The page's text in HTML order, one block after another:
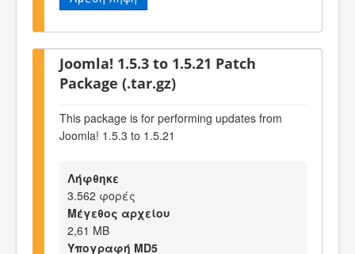
Joomla! 1.5.3 to 1.5.21 Patch
Package (.tar.gz)
This package is for performing updates from
Joomla! 1.5.3 to 1.5.21
Λήφθηκε
3.562 φορές
Μέγεθος αρχείου
2,61 MB
Υπογραφή MD5